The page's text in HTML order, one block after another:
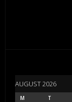
AUGUST 2026
M T